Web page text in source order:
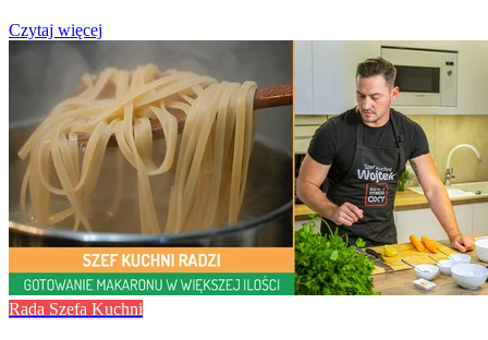
Czytaj więcej
Rada Szefa Kuchni